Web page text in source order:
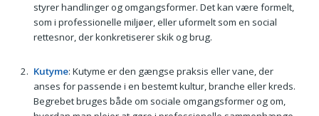
styrer handlinger og omgangsformer. Det kan være formelt,
som i professionelle miljøer, eller uformelt som en social
rettesnor, der konkretiserer skik og brug.
Kutyme: Kutyme er den gængse praksis eller vane, der
anses for passende i en bestemt kultur, branche eller kreds.
Begrebet bruges både om sociale omgangsformer og om,